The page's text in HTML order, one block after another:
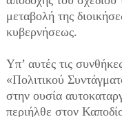
μεταβολή της
κυβερνήσεως.
Υπ’ αυτές τις
«Πολιτικού
στην ουσία
περιήλθε στον